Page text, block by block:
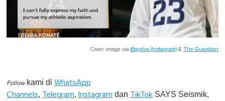
Cover image via @ajplus (Instagram) & The Guardian
Follow kami di WhatsApp
Channels, Telegram, Instagram dan TikTok SAYS Seismik,